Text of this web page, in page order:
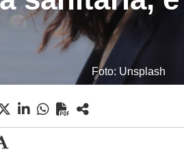
Foto: Unsplash